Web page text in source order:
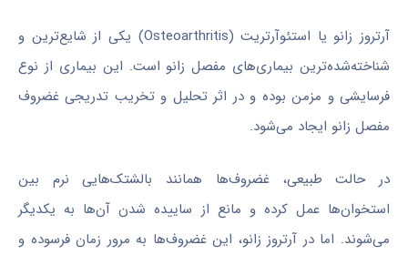
آرتروز زانو یا استئوآرتریت (Osteoarthritis) یکی از شایع‌ترین و
شناخته‌شده‌ترین بیماری‌های مفصل زانو است. این بیماری از نوع
فرسایشی و مزمن بوده و در اثر تحلیل و تخریب تدریجی غضروف
مفصل زانو ایجاد می‌شود.
در حالت طبیعی، غضروف‌ها همانند بالشتک‌هایی نرم بین
استخوان‌ها عمل کرده و مانع از ساییده شدن آن‌ها به یکدیگر
می‌شوند. اما در آرتروز زانو، این غضروف‌ها به مرور زمان فرسوده و